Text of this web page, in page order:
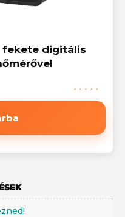
fekete digitális